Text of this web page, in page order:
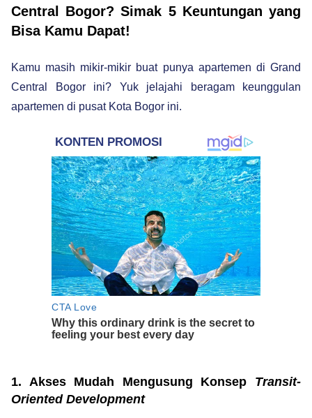
Central Bogor? Simak 5 Keuntungan yang
Bisa Kamu Dapat!
Kamu masih mikir-mikir buat punya apartemen di Grand
Central Bogor ini? Yuk jelajahi beragam keunggulan
apartemen di pusat Kota Bogor ini.
1. Akses Mudah Mengusung Konsep Transit-
Oriented Development